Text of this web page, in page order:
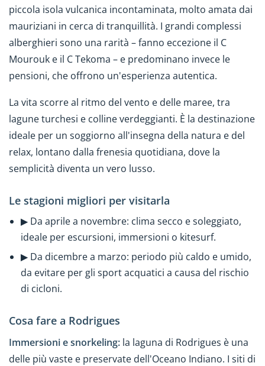
piccola isola vulcanica incontaminata, molto amata dai
mauriziani in cerca di tranquillità. I grandi complessi
alberghieri sono una rarità – fanno eccezione il C
Mourouk e il C Tekoma – e predominano invece le
pensioni, che offrono un'esperienza autentica.
La vita scorre al ritmo del vento e delle maree, tra
lagune turchesi e colline verdeggianti. È la destinazione
ideale per un soggiorno all'insegna della natura e del
relax, lontano dalla frenesia quotidiana, dove la
semplicità diventa un vero lusso.
Le stagioni migliori per visitarla
▶ Da aprile a novembre: clima secco e soleggiato,
ideale per escursioni, immersioni o kitesurf.
▶ Da dicembre a marzo: periodo più caldo e umido,
da evitare per gli sport acquatici a causa del rischio
di cicloni.
Cosa fare a Rodrigues
Immersioni e snorkeling: la laguna di Rodrigues è una
delle più vaste e preservate dell'Oceano Indiano. I siti di